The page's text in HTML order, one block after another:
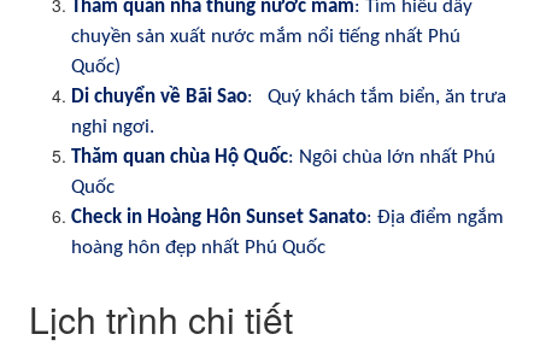
Tham quan nhà thùng nước mắm: Tìm hiểu dây
chuyền sản xuất nước mắm nổi tiếng nhất Phú
Quốc)
Di chuyển về Bãi Sao:
Quý khách tắm biển, ăn trưa
nghỉ ngơi.
Thăm quan chùa Hộ Quốc: Ngôi chùa lớn nhất Phú
Quốc
Check in Hoàng Hôn Sunset Sanato: Địa điểm ngắm
hoàng hôn đẹp nhất Phú Quốc
Lịch trình chi tiết